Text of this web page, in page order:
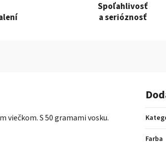
Spoľahlivosť
a serióznosť
viečkom. S 50 gramami vosku.
Farba